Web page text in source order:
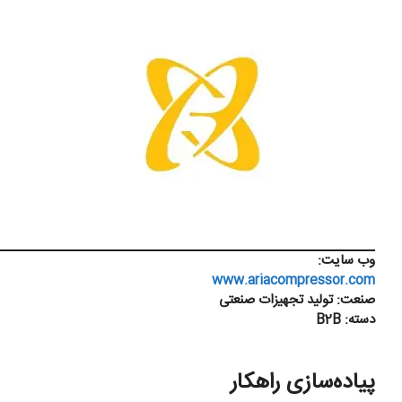
وب سایت:
www.ariacompressor.com
صنعت:تولید تجهیزات صنعتی
دسته:B2B
پیاده‌سازی راهکار